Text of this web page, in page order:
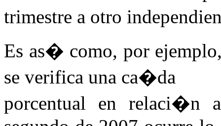
trimestre a otro
Es as� como, por
se verifica una ca�da
porcentual en relaci�n